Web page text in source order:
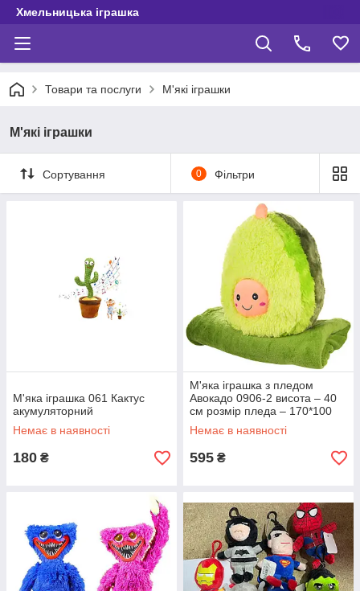
Хмельницька іграшка
Товари та послуги М'які іграшки
М'які іграшки
Сортування 0 Фільтри
М'яка іграшка 061 Кактус
акумуляторний
Немає в наявності
180 ₴
М'яка іграшка з пледом
Авокадо 0906-2 висота – 40
см розмір пледа – 170*100
см
Немає в наявності
595 ₴